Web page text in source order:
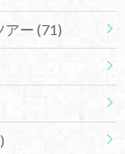
アー (71)